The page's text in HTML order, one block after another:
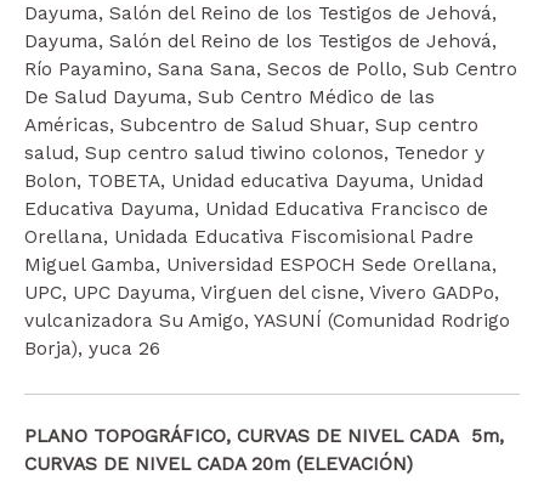
Dayuma, Salón del Reino de los Testigos de Jehová,
Dayuma, Salón del Reino de los Testigos de Jehová,
Río Payamino, Sana Sana, Secos de Pollo, Sub Centro
De Salud Dayuma, Sub Centro Médico de las
Américas, Subcentro de Salud Shuar, Sup centro
salud, Sup centro salud tiwino colonos, Tenedor y
Bolon, TOBETA, Unidad educativa Dayuma, Unidad
Educativa Dayuma, Unidad Educativa Francisco de
Orellana, Unidada Educativa Fiscomisional Padre
Miguel Gamba, Universidad ESPOCH Sede Orellana,
UPC, UPC Dayuma, Virguen del cisne, Vivero GADPo,
vulcanizadora Su Amigo, YASUNÍ (Comunidad Rodrigo
Borja), yuca 26
PLANO TOPOGRÁFICO, CURVAS DE NIVEL CADA 5m,
CURVAS DE NIVEL CADA 20m (ELEVACIÓN)